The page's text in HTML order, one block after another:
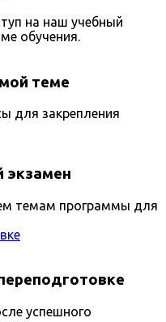
на наш учебный
обучения.
теме
для закрепления
экзамен
темам программы для
успешного